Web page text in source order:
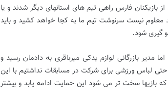
بازیکنان فارس راهی تیم های استانهای دیگر شدند و یا
معلوم نیست سرنوشت تیم ما به کجا خواهد کشید و باید
گیری شود.
مدیر بازرگانی لوازم یدکی میرباقری به دادمان رسید و
لباس ورزشی برای شرکت در مسابقات نداشتیم با این
بازیها سخت تر می شود این حمایت ادامه یابد و بیشتر